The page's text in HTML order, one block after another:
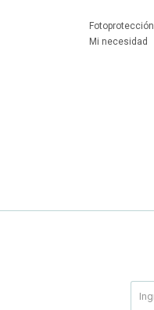
Fotoprotección
Mi necesidad